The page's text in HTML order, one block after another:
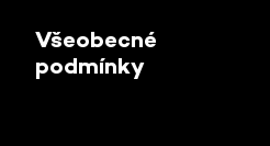
Všeobecné
podmínky